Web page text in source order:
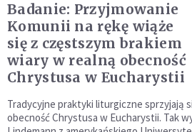
Badanie: Przyjmowanie
Komunii na rękę wiąże
się z częstszym brakiem
wiary w realną obecność
Chrystusa w Eucharystii
Tradycyjne praktyki liturgiczne sprzyjają
obecność Chrystusa w Eucharystii. Tak